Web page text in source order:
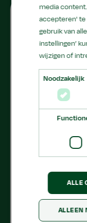
media
accepteren' te
gebruik van
instellingen’
wijzigen of
Noodzakelijk
ALLE
ALLEEN